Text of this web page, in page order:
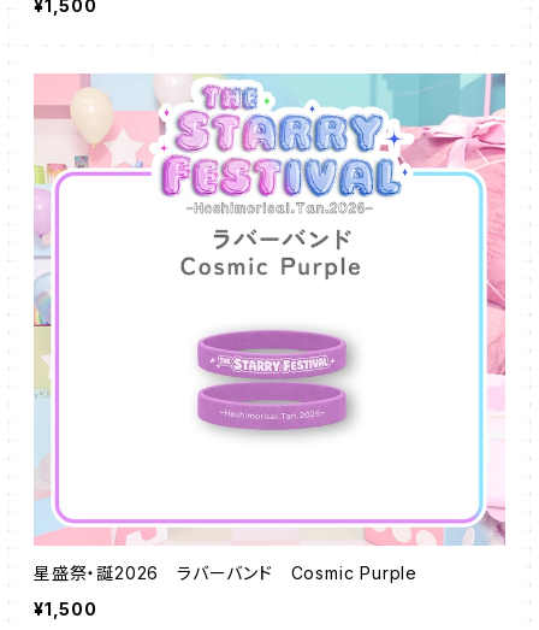
¥1,500
星盛祭・誕2026 ラバーバンド Cosmic Purple
¥1,500